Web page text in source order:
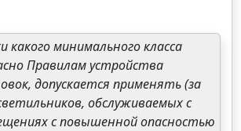
какого минимального класса
Правилам устройства
допускается применять (за
обслуживаемых с
с повышенной опасностью